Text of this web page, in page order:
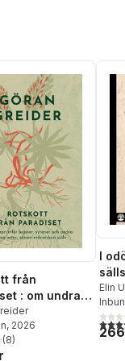
från
: om undran
syrener
invasiva
, 2026
stjärnor. Totalt antal
(8)
I
Elin
4,1